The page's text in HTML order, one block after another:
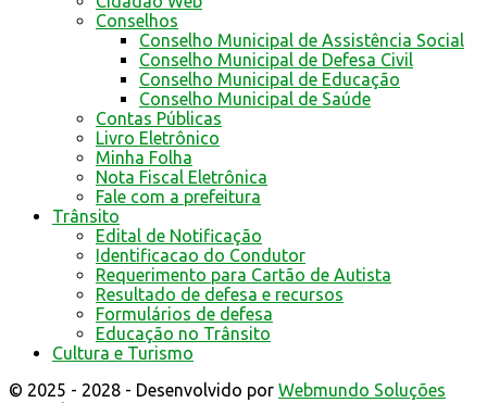
Conselhos
Conselho Municipal de Assistência Social
Conselho Municipal de Defesa Civil
Conselho Municipal de Educação
Conselho Municipal de Saúde
Contas Públicas
Livro Eletrônico
Minha Folha
Nota Fiscal Eletrônica
Fale com a prefeitura
Trânsito
Edital de Notificação
Identificacao do Condutor
Requerimento para Cartão de Autista
Resultado de defesa e recursos
Formulários de defesa
Educação no Trânsito
Cultura e Turismo
© 2025 - 2028 - Desenvolvido por Webmundo Soluções